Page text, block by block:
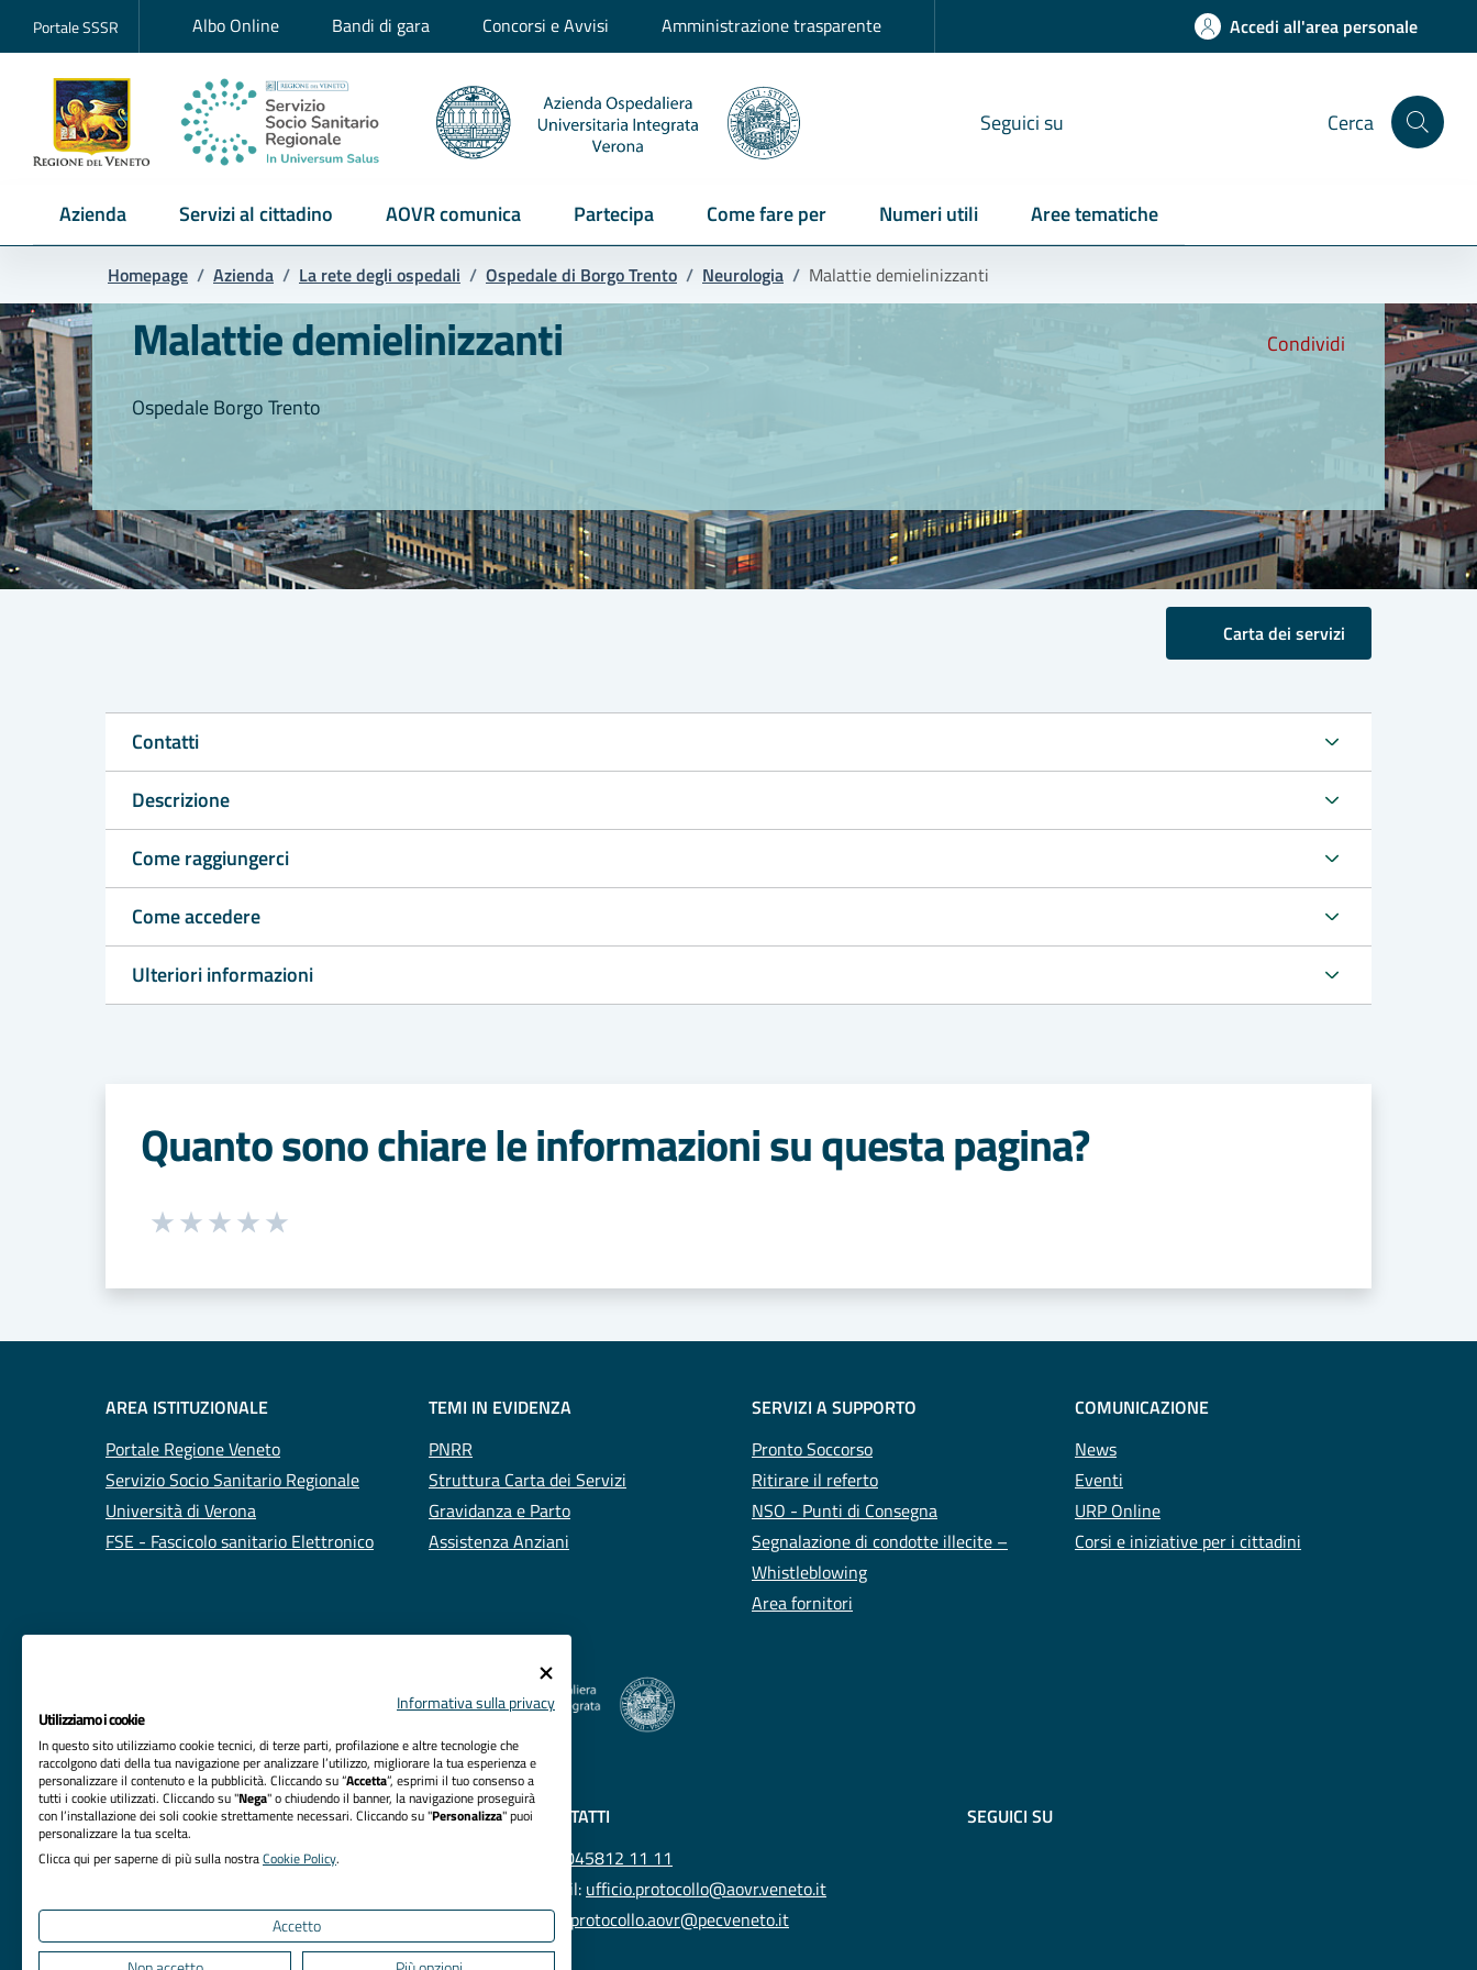
Portale SSSR Albo Online Bandi di gara Concorsi e Avvisi Amministrazione trasparente Accedi all'area personale
Seguici su Cerca
Azienda Servizi al cittadino AOVR comunica Partecipa Come fare per Numeri utili Aree tematiche
Homepage / Azienda / La rete degli ospedali / Ospedale di Borgo Trento / Neurologia / Malattie demielinizzanti
Condividi
Malattie demielinizzanti
Ospedale Borgo Trento
Carta dei servizi
Contatti
Descrizione
Come raggiungerci
Come accedere
Ulteriori informazioni
Quanto sono chiare le informazioni su questa pagina?
Seleziona una valutazione da 1 a 5 stelle
AREA ISTITUZIONALE
Portale Regione Veneto
Servizio Socio Sanitario Regionale
Università di Verona
FSE - Fascicolo sanitario Elettronico
TEMI IN EVIDENZA
PNRR
Struttura Carta dei Servizi
Gravidanza e Parto
Assistenza Anziani
SERVIZI A SUPPORTO
Pronto Soccorso
Ritirare il referto
NSO - Punti di Consegna
Segnalazione di condotte illecite –
Whistleblowing
Area fornitori
COMUNICAZIONE
News
Eventi
URP Online
Corsi e iniziative per i cittadini
RIFERIMENTI
Azienda Ospedaliera Universitaria Integrata Verona
Verona
CONTATTI
045812 11 11
Email: ufficio.protocollo@aovr.veneto.it
Pec: protocollo.aovr@pecveneto.it
SEGUICI SU
Informativa sulla privacy
Utilizziamo i cookie
In questo sito utilizziamo cookie tecnici, di terze parti, profilazione e altre tecnologie che
raccolgono dati della tua navigazione per analizzare l’utilizzo, migliorare la tua esperienza e
personalizzare il contenuto e la pubblicità. Cliccando su “Accetta”, esprimi il tuo consenso a
tutti i cookie utilizzati. Cliccando su "Nega" o chiudendo il banner, la navigazione proseguirà
con l’installazione dei soli cookie strettamente necessari. Cliccando su "Personalizza" puoi
personalizzare la tua scelta.
Clicca qui per saperne di più sulla nostraCookie Policy.
Accetto